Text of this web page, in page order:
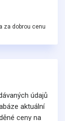
za dobrou cenu
údajů
aktuální
ceny na